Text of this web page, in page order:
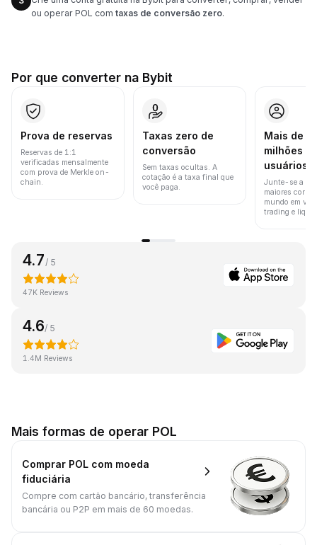
ou operar POL com taxas de conversão zero.
Por que converter na Bybit
Prova de reservas
Reservas de 1:1
verificadas mensalmente
com prova de Merkle on-
chain.
Taxas zero de
conversão
Sem taxas ocultas. A
cotação é a taxa final que
você paga.
Mais de
milhões
usuários
Junte-se a
maiores
mundo em
trading e
4.7/ 5
47K Reviews
4.6/ 5
1.4M Reviews
Mais formas de operar POL
Comprar POL com moeda
fiduciária
Compre com cartão bancário, transferência
bancária ou P2P em mais de 60 moedas.